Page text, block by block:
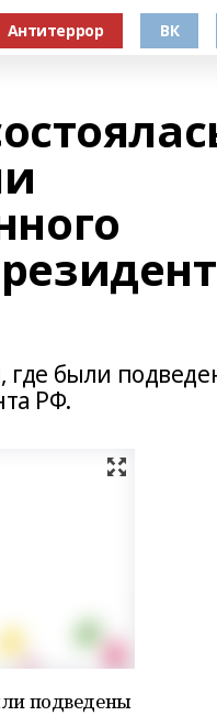
Антитеррор ВК
где были
РФ.
подведены